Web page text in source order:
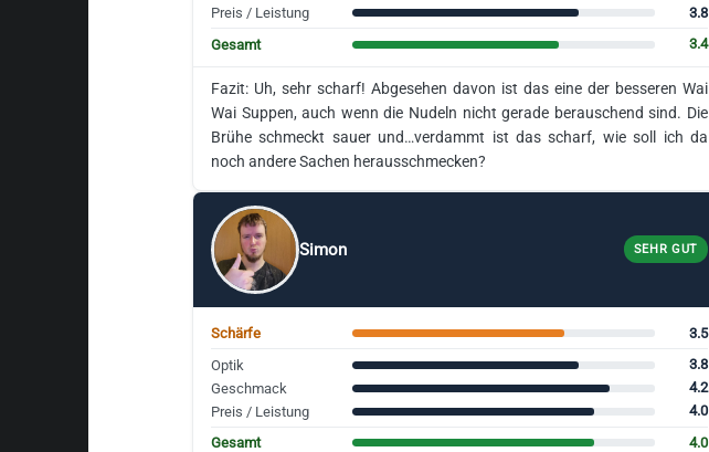
Preis / Leistung
3.8
Gesamt
3.4
Fazit: Uh, sehr scharf! Abgesehen davon ist das eine der besseren Wai
Wai Suppen, auch wenn die Nudeln nicht gerade berauschend sind. Die
Brühe schmeckt sauer und…verdammt ist das scharf, wie soll ich da
noch andere Sachen herausschmecken?
Simon SEHR GUT
Schärfe
3.5
Optik
3.8
Geschmack
4.2
Preis / Leistung
4.0
Gesamt
4.0